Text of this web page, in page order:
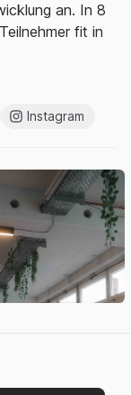
an. In 8
fit in
Instagram